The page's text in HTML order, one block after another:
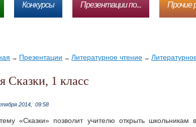
Конкурсы Презентации по... Прочие
→ Презентации → Литературное чтение →
Сказки, 1 класс
2014, 09:58
«Сказки» позволит учителю открыть школьникам